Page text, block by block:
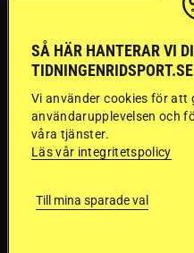
Dyraste
sämst i
prisklasser för att se
Det visar sig vara stor
SÅ HÄR HANTERAR VI
TIDNINGENRIDSPORT.SE
Vi använder cookies för att
användarupplevelsen och
våra tjänster.
Läs vår integritetspolicy
Till mina sparade val